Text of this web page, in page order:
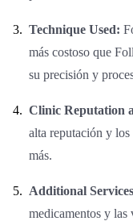
Technique Used:
más costoso que
su precisión y
Clinic Reputation
alta reputación y
más.
Additional
medicamentos y las